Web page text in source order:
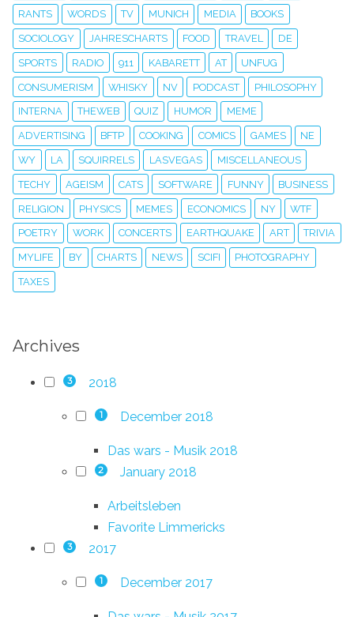
RANTS WORDS TV MUNICH MEDIA BOOKS
SOCIOLOGY JAHRESCHARTS FOOD TRAVEL DE
SPORTS RADIO 911 KABARETT AT UNFUG
CONSUMERISM WHISKY NV PODCAST PHILOSOPHY
INTERNA THEWEB QUIZ HUMOR MEME
ADVERTISING BFTP COOKING COMICS GAMES NE
WY LA SQUIRRELS LASVEGAS MISCELLANEOUS
TECHY AGEISM CATS SOFTWARE FUNNY BUSINESS
RELIGION PHYSICS MEMES ECONOMICS NY WTF
POETRY WORK CONCERTS EARTHQUAKE ART TRIVIA
MYLIFE BY CHARTS NEWS SCIFI PHOTOGRAPHY
TAXES
Archives
3 2018
1 December 2018
Das wars - Musik 2018
2 January 2018
Arbeitsleben
Favorite Limmericks
3 2017
1 December 2017